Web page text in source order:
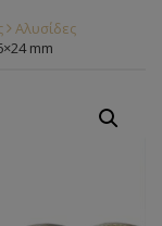
Αλυσίδες
mm